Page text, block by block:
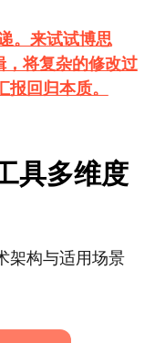
。来试试博思
，将复杂的修改过
回归本质。
具多维度
架构与适用场景